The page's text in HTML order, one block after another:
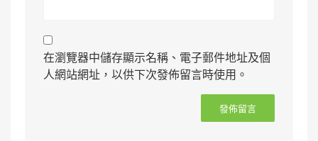
在瀏覽器中儲存顯示名稱、電子郵件地址及個
人網站網址，以供下次發佈留言時使用。